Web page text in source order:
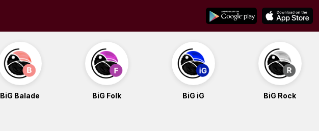
BiG Balade BiG Folk BiG iG BiG Rock